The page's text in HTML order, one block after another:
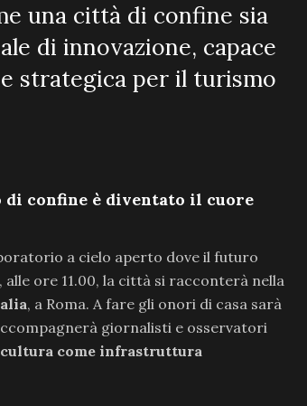
una città di confine sia
di innovazione, capace
strategica per il turismo
di confine è diventato il cuore
a cielo aperto dove il futuro
, alle ore 11.00, la città si racconterà nella
, a Roma. A fare gli onori di casa sarà
giornalisti e osservatori
cultura come infrastruttura